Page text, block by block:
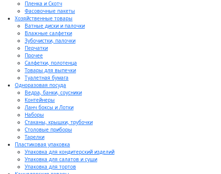
Пленка и Скотч
Фасовочные пакеты
Хозяйственные товары
Ватные диски и палочки
Влажные салфетки
Зубочистки, палочки
Перчатки
Прочее
Салфетки, полотенца
Товары для выпечки
Туалетная бумага
Одноразовая посуда
Ведра, банки, соусники
Контейнеры
Ланч боксы и Лотки
Наборы
Стаканы, крышки, трубочки
Столовые приборы
Тарелки
Пластиковая упаковка
Упаковка для кондитерский изделий
Упаковка для салатов и суши
Упаковка для тортов